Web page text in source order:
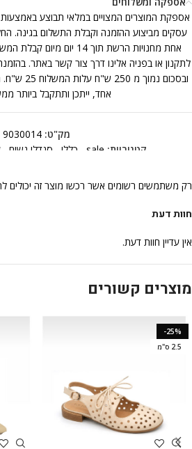
עסקים מביצוע ההזמנה וקבלת התשלום בגינה.
אחת מחנויות הרשת תוך 14
ובסכום
אחד, ייתכן ותתקבל ביותר
מק"ט:9030014
קטגוריות: sale כללי סנדלי נשים
חוות דעת
אין עדיין חוות דעת.
רק משתמשים רשומים אשר רכשו מוצר זה יכולים
מוצרים קשורים
-25%
2.5 ס"מ